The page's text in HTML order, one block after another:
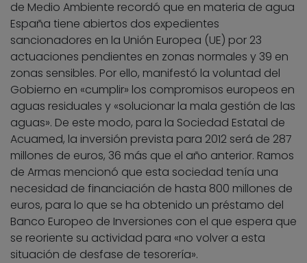
de Medio Ambiente recordó que en materia de agua
España tiene abiertos dos expedientes
sancionadores en la Unión Europea (UE) por 23
actuaciones pendientes en zonas normales y 39 en
zonas sensibles. Por ello, manifestó la voluntad del
Gobierno en «cumplir» los compromisos europeos en
aguas residuales y «solucionar la mala gestión de las
aguas». De este modo, para la Sociedad Estatal de
Acuamed, la inversión prevista para 2012 será de 287
millones de euros, 36 más que el año anterior. Ramos
de Armas mencionó que esta sociedad tenía una
necesidad de financiación de hasta 800 millones de
euros, para lo que se ha obtenido un préstamo del
Banco Europeo de Inversiones con el que espera que
se reoriente su actividad para «no volver a esta
situación de desfase de tesorería».